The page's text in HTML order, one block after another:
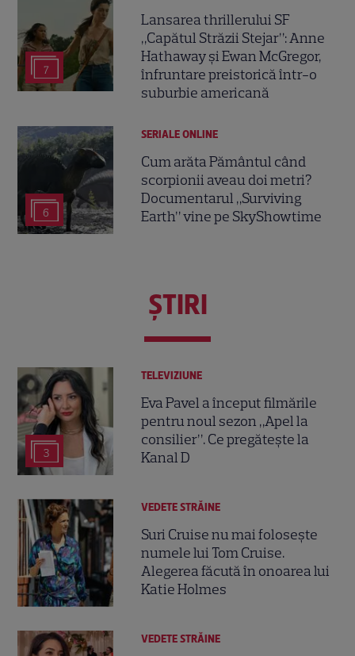
7
Lansarea thrillerului SF
„Capătul Străzii Stejar”: Anne
Hathaway și Ewan McGregor,
înfruntare preistorică într-o
suburbie americană
6
SERIALE ONLINE
Cum arăta Pământul când
scorpionii aveau doi metri?
Documentarul „Surviving
Earth” vine pe SkyShowtime
ŞTIRI
3
TELEVIZIUNE
Eva Pavel a început filmările
pentru noul sezon „Apel la
consilier”. Ce pregătește la
Kanal D
VEDETE STRĂINE
Suri Cruise nu mai folosește
numele lui Tom Cruise.
Alegerea făcută în onoarea lui
Katie Holmes
VEDETE STRĂINE